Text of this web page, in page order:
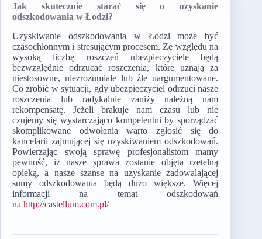
Jak skutecznie starać się o uzyskanie
odszkodowania w Łodzi?
Uzyskiwanie odszkodowania w Łodzi może być
czasochłonnym i stresującym procesem. Ze względu na
wysoką liczbę roszczeń ubezpieczyciele będą
bezwzględnie odrzucać roszczenia, które uznają za
niestosowne, niezrozumiałe lub źle uargumentowane.
Co zrobić w sytuacji, gdy ubezpieczyciel odrzuci nasze
roszczenia lub radykalnie zaniży należną nam
rekompensatę. Jeżeli brakuje nam czasu lub nie
czujemy się wystarczająco kompetentni by sporządzać
skomplikowane odwołania warto zgłosić się do
kancelarii zajmującej się uzyskiwaniem odszkodowań.
Powierzając swoją sprawę profesjonalistom mamy
pewność, iż nasze sprawa zostanie objęta rzetelną
opieką, a nasze szanse na uzyskanie zadowalającej
sumy odszkodowania będą dużo większe. Więcej
informacji na temat odszkodowań
na http://castellum.com.pl/